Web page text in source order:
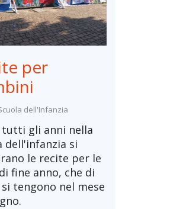
Intercultura: una storia vera
per
dell'Infanzia
tutti gli anni nella
dell'infanzia si
le recite per le
fine anno, che di
tengono nel mese